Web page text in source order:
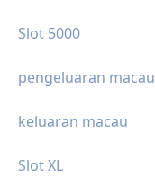
Slot 5000
pengeluaran macau
keluaran macau
Slot XL